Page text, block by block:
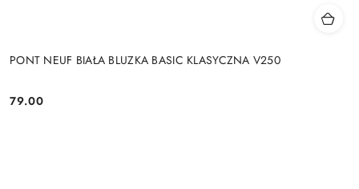
PONT NEUF BIAŁA BLUZKA BASIC KLASYCZNA V250
Cena:
79.00